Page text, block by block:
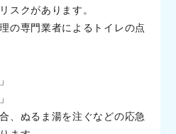
スクがあります。
の専門業者によるトイレの点
、ぬるま湯を注ぐなどの応急